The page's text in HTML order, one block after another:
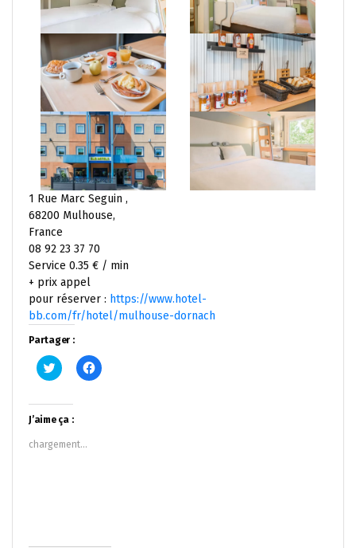
1 Rue Marc Seguin ,
68200 Mulhouse,
France
08 92 23 37 70
Service 0.35 € / min
+ prix appel
pour réserver : https://www.hotel-
bb.com/fr/hotel/mulhouse-dornach
Partager :
Cliquez
pour
Twitter(ouvre
dans
une
nouvelle
fenêtre)
Cliquez
pour
J’aime ça :
chargement…